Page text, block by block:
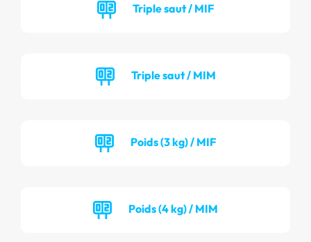
Triple saut / MIF
Triple saut / MIM
Poids (3 kg) / MIF
Poids (4 kg) / MIM